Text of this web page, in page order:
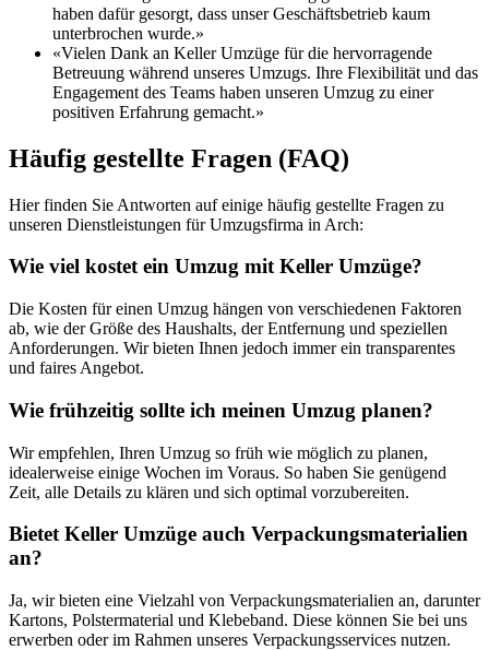
haben dafür gesorgt, dass unser Geschäftsbetrieb kaum
unterbrochen wurde.»
«Vielen Dank an Keller Umzüge für die hervorragende
Betreuung während unseres Umzugs. Ihre Flexibilität und das
Engagement des Teams haben unseren Umzug zu einer
positiven Erfahrung gemacht.»
Häufig gestellte Fragen (FAQ)
Hier finden Sie Antworten auf einige häufig gestellte Fragen zu
unseren Dienstleistungen für Umzugsfirma in Arch:
Wie viel kostet ein Umzug mit Keller Umzüge?
Die Kosten für einen Umzug hängen von verschiedenen Faktoren
ab, wie der Größe des Haushalts, der Entfernung und speziellen
Anforderungen. Wir bieten Ihnen jedoch immer ein transparentes
und faires Angebot.
Wie frühzeitig sollte ich meinen Umzug planen?
Wir empfehlen, Ihren Umzug so früh wie möglich zu planen,
idealerweise einige Wochen im Voraus. So haben Sie genügend
Zeit, alle Details zu klären und sich optimal vorzubereiten.
Bietet Keller Umzüge auch Verpackungsmaterialien
an?
Ja, wir bieten eine Vielzahl von Verpackungsmaterialien an, darunter
Kartons, Polstermaterial und Klebeband. Diese können Sie bei uns
erwerben oder im Rahmen unseres Verpackungsservices nutzen.